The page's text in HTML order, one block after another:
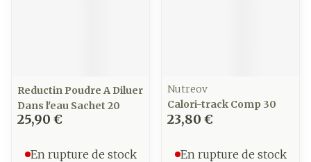
Reductin Poudre A Diluer
Dans l'eau Sachet 20
25,90 €
En rupture de stock
Nutreov
Calori-track Comp 30
23,80 €
En rupture de stock